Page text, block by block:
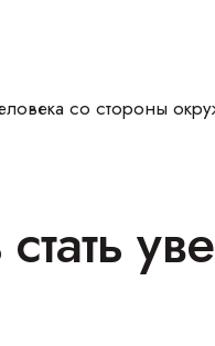
со стороны